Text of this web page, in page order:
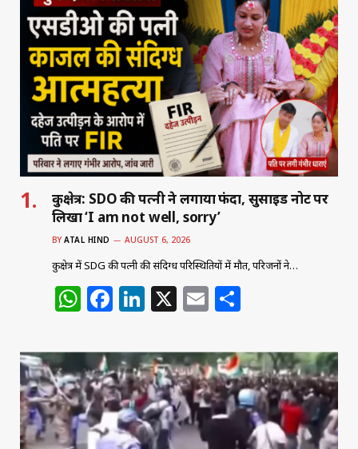
कुरुक्षेत्र: SDO की पत्नी ने लगाया फंदा, सुसाइड नोट पर
लिखा ‘I am not well, sorry’
BY ATAL HIND AUGUST 6, 2026
कुरुक्षेत्र में SDG की पत्नी की संदिग्ध परिस्थितियों में मौत, परिजनों ने…
W
at
s
A
p
F
c
e
b
o
Li
k
e
dI
n
X E
ai
l
ar
e